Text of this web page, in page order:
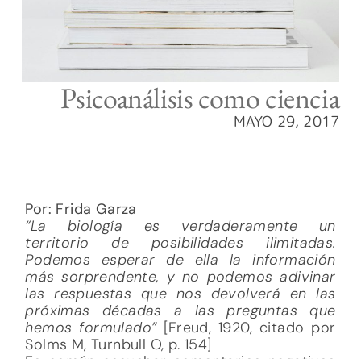
Psicoanálisis como ciencia
MAYO 29, 2017
Por: Frida Garza
“La biología es verdaderamente un
territorio de posibilidades ilimitadas.
Podemos esperar de ella la información
más sorprendente, y no podemos adivinar
las respuestas que nos devolverá en las
próximas décadas a las preguntas que
hemos formulado” [Freud, 1920, citado por
Solms M, Turnbull O, p. 154]